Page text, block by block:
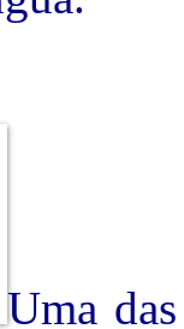
Uma